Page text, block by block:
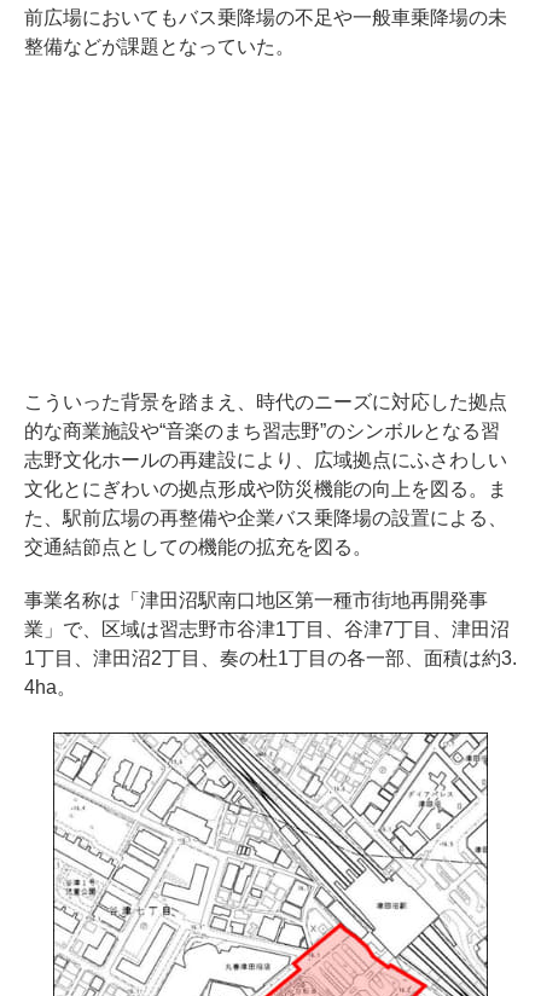
前広場においてもバス乗降場の不足や一般車乗降場の未
整備などが課題となっていた。
こういった背景を踏まえ、時代のニーズに対応した拠点
的な商業施設や“音楽のまち習志野”のシンボルとなる習
志野文化ホールの再建設により、広域拠点にふさわしい
文化とにぎわいの拠点形成や防災機能の向上を図る。ま
た、駅前広場の再整備や企業バス乗降場の設置による、
交通結節点としての機能の拡充を図る。
事業名称は「津田沼駅南口地区第一種市街地再開発事
業」で、区域は習志野市谷津1丁目、谷津7丁目、津田沼
1丁目、津田沼2丁目、奏の杜1丁目の各一部、面積は約3.
4ha。